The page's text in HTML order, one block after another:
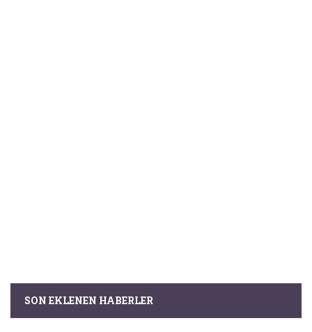
SON EKLENEN HABERLER